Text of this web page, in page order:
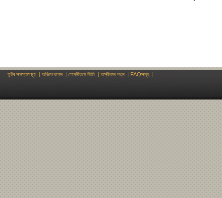
ফন্টৰ সমস্যাসমূহ | অভিলেখাগাৰ| গোপনীয়তা নীতি| অস্বীকাৰ পত্ৰ| FAQসমূহ |